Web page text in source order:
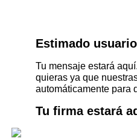
Estimado
Tu mensaje estará
quieras ya que
automáticamente para
Tu firma estará